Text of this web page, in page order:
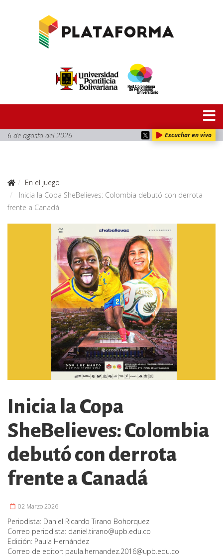
6 de agosto del 2026 Escuchar en vivo
En el juego
Inicia la Copa SheBelieves: Colombia debutó con derrota
frente a Canadá
Inicia la Copa
SheBelieves: Colombia
debutó con derrota
frente a Canadá
02 Marzo 2026
Periodista: Daniel Ricardo Tirano Bohorquez
Correo periodista: daniel.tirano@upb.edu.co
Edición: Paula Hernández
Correo de editor: paula.hernandez.2016@upb.edu.co